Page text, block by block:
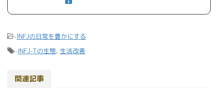
-INFJの日常を豊かにする
-INFJ-Tの生態, 生活改善
関連記事